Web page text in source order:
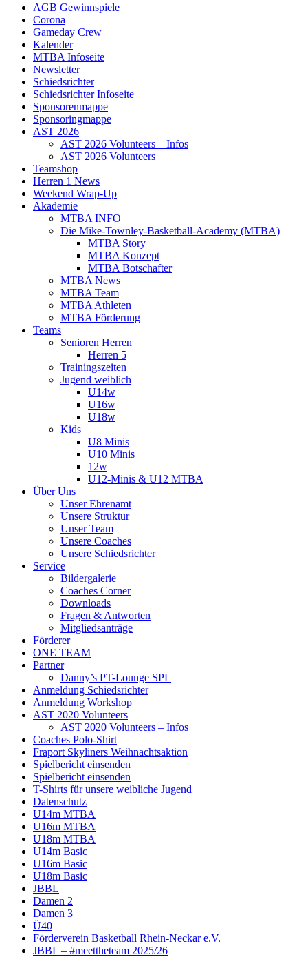
AGB Gewinnspiele
Corona
Gameday Crew
Kalender
MTBA Infoseite
Newsletter
Schiedsrichter
Schiedsrichter Infoseite
Sponsorenmappe
Sponsoringmappe
AST 2026
AST 2026 Volunteers – Infos
AST 2026 Volunteers
Teamshop
Herren 1 News
Weekend Wrap-Up
Akademie
MTBA INFO
Die Mike-Townley-Basketball-Academy (MTBA)
MTBA Story
MTBA Konzept
MTBA Botschafter
MTBA News
MTBA Team
MTBA Athleten
MTBA Förderung
Teams
Senioren Herren
Herren 5
Trainingszeiten
Jugend weiblich
U14w
U16w
U18w
Kids
U8 Minis
U10 Minis
12w
U12-Minis & U12 MTBA
Über Uns
Unser Ehrenamt
Unsere Struktur
Unser Team
Unsere Coaches
Unsere Schiedsrichter
Service
Bildergalerie
Coaches Corner
Downloads
Fragen & Antworten
Mitgliedsanträge
Förderer
ONE TEAM
Partner
Danny’s PT-Lounge SPL
Anmeldung Schiedsrichter
Anmeldung Workshop
AST 2020 Volunteers
AST 2020 Volunteers – Infos
Coaches Polo-Shirt
Fraport Skyliners Weihnachtsaktion
Spielbericht einsenden
Spielbericht einsenden
T-Shirts für unsere weibliche Jugend
Datenschutz
U14m MTBA
U16m MTBA
U18m MTBA
U14m Basic
U16m Basic
U18m Basic
JBBL
Damen 2
Damen 3
Ü40
Förderverein Basketball Rhein-Neckar e.V.
JBBL – #meettheteam 2025/26